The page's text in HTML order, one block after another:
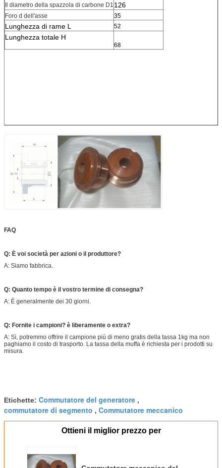
Il diametro della spazzola di carbone D1 126
Foro d dell'asse 35
Lunghezza di rame L 52
Lunghezza totale H
68
FAQ
Q: È voi società per azioni o il produttore?
A: Siamo fabbrica.
Q: Quanto tempo è il vostro termine di consegna?
A: È generalmente dei 30 giorni.
Q: Fornite i campioni? è liberamente o extra?
A: Sì, potremmo offrire il campione più di meno gratis della tassa 1kg ma non
paghiamo il costo di trasporto. La tassa della muffa è richiesta per i prodotti su
misura.
Etichette: Commutatore del generatore ,
commutatore di segmento , Commutatore meccanico
Ottieni il miglior prezzo per